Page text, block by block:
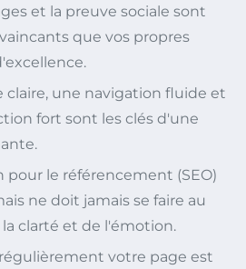
et la preuve sociale sont
que vos propres
claire, une navigation fluide et
fort sont les clés d'une
pour le référencement (SEO)
ne doit jamais se faire au
clarté et de l'émotion.
votre page est